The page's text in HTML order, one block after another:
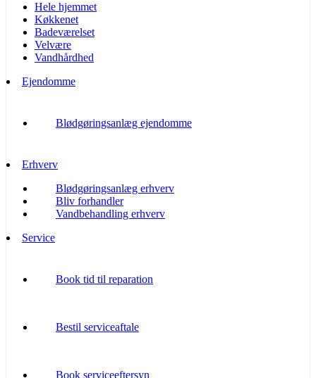
Hele hjemmet
Køkkenet
Badeværelset
Velvære
Vandhårdhed
Ejendomme
Blødgøringsanlæg ejendomme
Erhverv
Blødgøringsanlæg erhverv
Bliv forhandler
Vandbehandling erhverv
Service
Book tid til reparation
Bestil serviceaftale
Book serviceeftersyn